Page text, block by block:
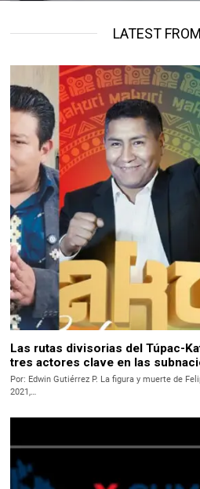
LATEST
Las rutas divisorias del Túpac-
tres actores clave en las
Por: Edwin Gutiérrez P. La figura y muerte de
2021,…